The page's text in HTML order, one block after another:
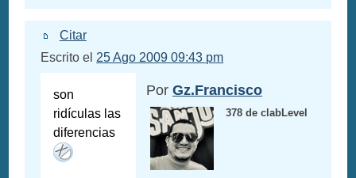
Citar
Escrito el 25 Ago 2009 09:43 pm
son
ridículas las
diferencias
Por Gz.Francisco
378 de clabLevel